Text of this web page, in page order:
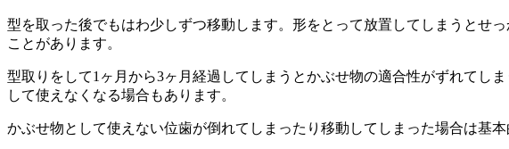
型を取った後でもはわ少しずつ移動します。形をとって放置してしまうとせ
ことがあります。
型取りをして1ヶ月から3ヶ月経過してしまうとかぶせ物の適合性がずれてし
して使えなくなる場合もあります。
かぶせ物として使えない位歯が倒れてしまったり移動してしまった場合は基本